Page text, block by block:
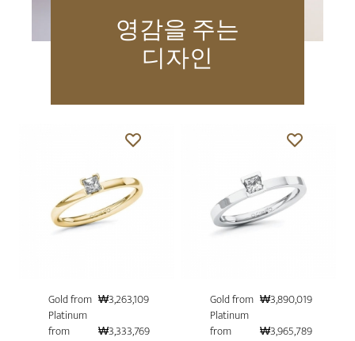
영감을 주는
디자인
Gold from ₩3,263,109
Platinum
from
₩3,333,769
Gold from ₩3,890,019
Platinum
from
₩3,965,789